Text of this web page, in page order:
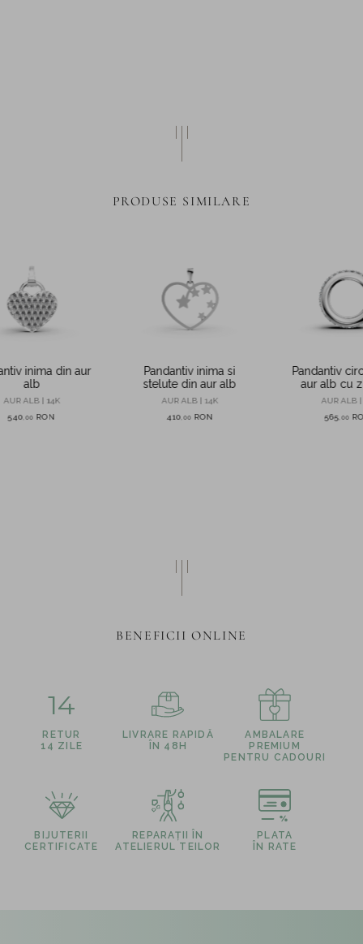
PRODUSE SIMILARE
inima din aur
alb
AUR ALB | 14K
540 ,00 RON
Pandantiv inima si
stelute din aur alb
AUR ALB | 14K
410 00 RON
Pandantiv
aur alb cu
AUR ALB |
565 00
BENEFICII ONLINE
14
RETUR
14 ZILE
LIVRARE RAPIDĂ
ÎN 48H
AMBALARE
PREMIUM
PENTRU CADOURI
BIJUTERII
CERTIFICATE
REPARAȚII ÎN
ATELIERUL TEILOR
PLATA
ÎN RATE